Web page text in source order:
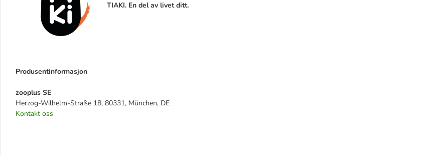
TIAKI. En del av livet ditt.
Produsentinformasjon
zooplus SE
Herzog-Wilhelm-Straße 18, 80331, München, DE
Kontakt oss